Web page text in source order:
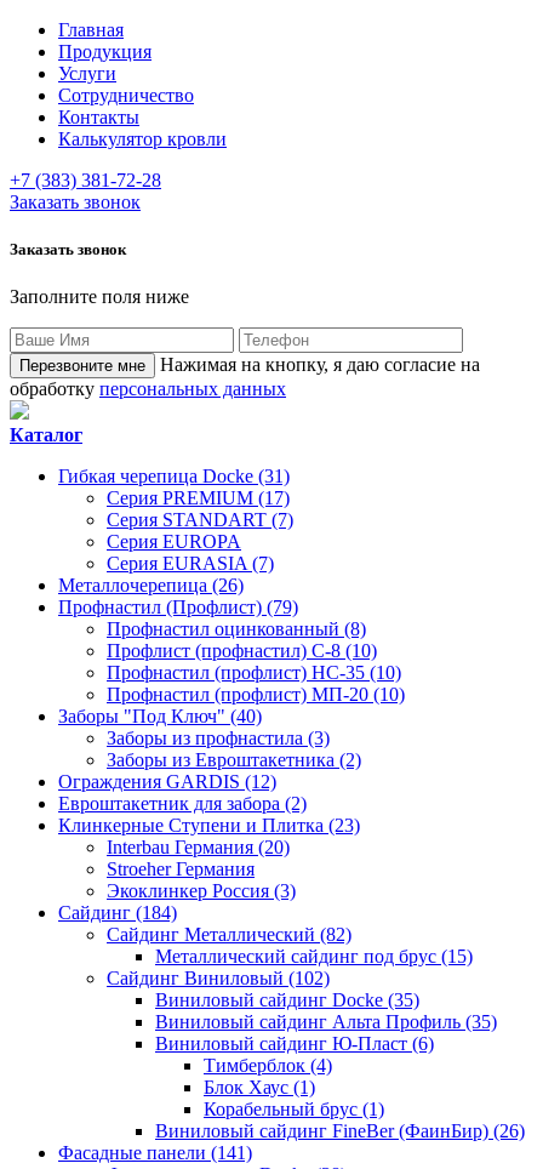
Главная
Продукция
Услуги
Сотрудничество
Контакты
Калькулятор кровли
+7 (383) 381-72-28
Заказать звонок
Заказать звонок
Заполните поля ниже
Нажимая на кнопку, я даю согласие на
обработку персональных данных
Каталог
Гибкая черепица Docke (31)
Серия PREMIUM (17)
Серия STANDART (7)
Серия EUROPA
Серия EURASIA (7)
Металлочерепица (26)
Профнастил (Профлист) (79)
Профнастил оцинкованный (8)
Профлист (профнастил) С-8 (10)
Профнастил (профлист) НС-35 (10)
Профнастил (профлист) МП-20 (10)
Заборы "Под Ключ" (40)
Заборы из профнастила (3)
Заборы из Евроштакетника (2)
Ограждения GARDIS (12)
Евроштакетник для забора (2)
Клинкерные Ступени и Плитка (23)
Interbau Германия (20)
Stroeher Германия
Экоклинкер Россия (3)
Сайдинг (184)
Сайдинг Металлический (82)
Металлический сайдинг под брус (15)
Сайдинг Виниловый (102)
Виниловый сайдинг Docke (35)
Виниловый сайдинг Альта Профиль (35)
Виниловый сайдинг Ю-Пласт (6)
Тимберблок (4)
Блок Хаус (1)
Корабельный брус (1)
Виниловый сайдинг FineBer (ФаинБир) (26)
Фасадные панели (141)